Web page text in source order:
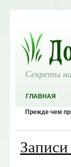
Секреты
ГЛАВНАЯ
Прежде чем